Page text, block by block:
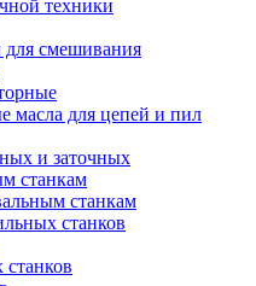
техники
смешивания
масла для цепей и пил
и заточных
станкам
станкам
станков